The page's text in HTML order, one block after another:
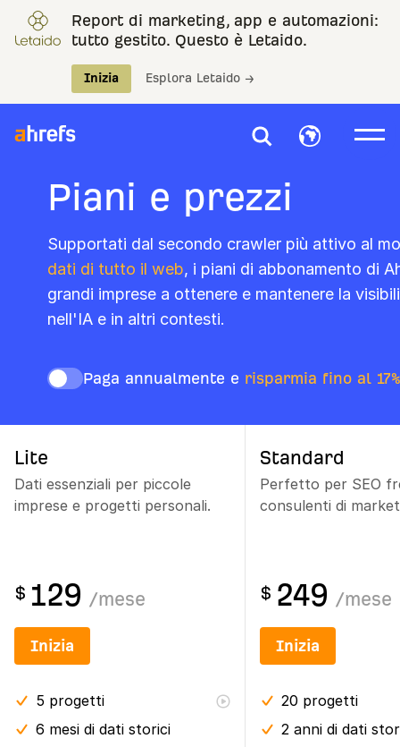
Report di marketing, app e automazioni:
tutto gestito. Questo è Letaido.
Inizia Esplora Letaido →
Piani e prezzi
Supportati dal secondo crawler più attivo al
dati di tutto il web, i piani di abbonamento di
grandi imprese a ottenere e mantenere la
nell'IA e in altri contesti.
Paga annualmente e risparmia fino al 17%
Lite
Dati essenziali per piccole
imprese e progetti personali.
Standard
Perfetto per SEO
consulenti di
$ 129 /mese $ 249 /mese
Inizia Inizia
5 progetti
6 mesi di dati storici
20 progetti
2 anni di dati